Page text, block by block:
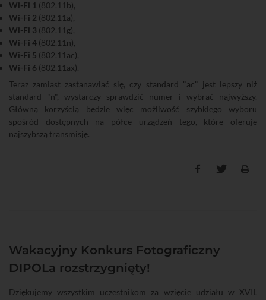
Wi-Fi 1 (802.11b),
Wi-Fi 2 (802.11a),
Wi-Fi 3 (802.11g),
Wi-Fi 4 (802.11n),
Wi-Fi 5 (802.11ac),
Wi-Fi 6 (802.11ax).
Teraz zamiast zastanawiać się, czy standard "ac" jest lepszy niż
standard "n", wystarczy sprawdzić numer i wybrać najwyższy.
Główną korzyścią będzie więc możliwość szybkiego wyboru
spośród dostępnych na półce urządzeń tego, które oferuje
najszybszą transmisję.
Wakacyjny Konkurs Fotograficzny
DIPOLa rozstrzygnięty!
Dziękujemy wszystkim uczestnikom za wzięcie udziału w XVII.